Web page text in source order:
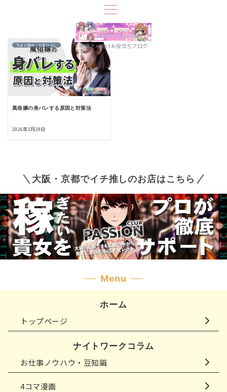
夜職さん向けお役立ちブログ
ちょい読み・ひまつぶし
風俗嬢の身バレする原因と対策法
2026年1月29日
大阪・京都でイチ推しのお店はこちら
Menu
ホーム
トップページ
ナイトワークコラム
お仕事ノウハウ・豆知識
4コマ漫画